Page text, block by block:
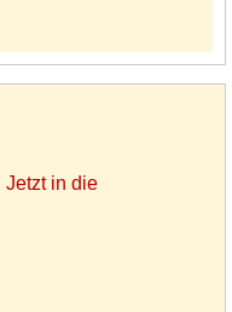
Jetzt in die